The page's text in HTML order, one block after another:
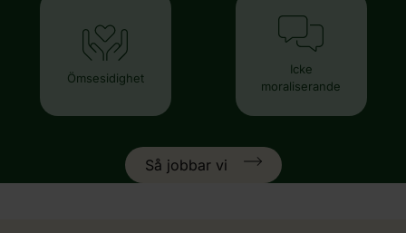
Ömsesidighet
Icke
moraliserande
Så jobbar vi